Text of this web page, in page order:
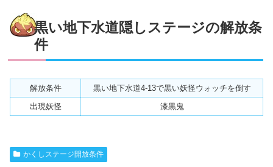
黒い地下水道隠しステージの解放条
件
解放条件 黒い地下水道4-13で黒い妖怪ウォッチを倒す
出現妖怪
漆黒鬼
かくしステージ開放条件